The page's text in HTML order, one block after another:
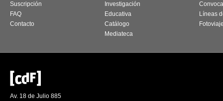
Suscripción
FAQ
Contacto
Investigación
Educativa
Catálogo
Mediateca
Líneas
Av. 18 de Julio 885